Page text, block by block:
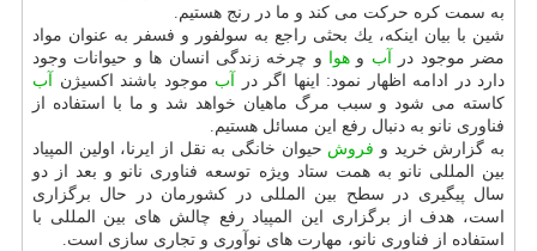
به سمت كره حركت می كند و ما در رنج هستیم.
شین با بیان اینكه، یك بحثی راجع به سولفور و فسفر به عنوان مواد
مضر موجود در آب و هوا و چرخه زندگی انسان ها و حیوانات وجود
دارد در ادامه اظهار نمود: اینها اگر در آب موجود باشند اكسیژن آب
كاسته می شود و سبب مرگ ماهیان خواهد شد و ما با استفاده از
فناوری نانو به دنبال رفع این مسائل هستیم.
به گزارش خرید و فروش حیوان خانگی به نقل از ایرنا، اولین المپیاد
بین المللی نانو به همت ستاد ویژه توسعه فناوری نانو و بعد از دو
سال پیگیری در سطح بین المللی در كشورمان در حال برگزاری
است، هدف از برگزاری این المپیاد رفع چالش های بین المللی با
استفاده از فناوری نانو، مهارت های نوآوری و تجاری سازی است.